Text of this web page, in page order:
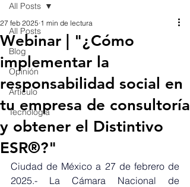
All Posts
Blog
Opinión
Artículo
Tecnología
All Posts
Webinar | "¿Cómo
implementar la
responsabilidad social en
tu empresa de consultoría
y obtener el Distintivo
ESR®?"
27 feb 2025 1 min de lectura
Ciudad de México a 27 de febrero de
2025.- La Cámara Nacional de